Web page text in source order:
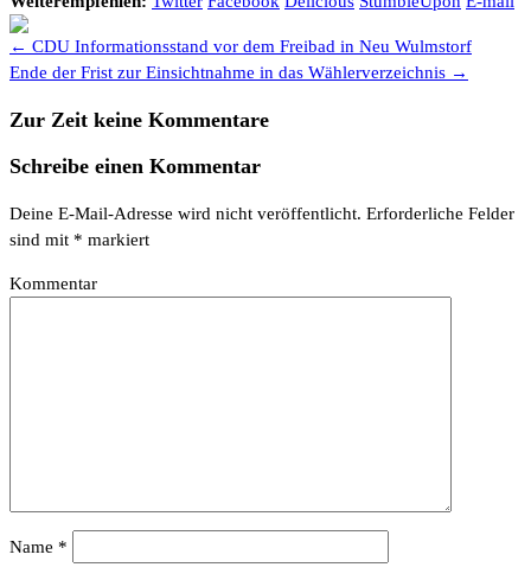
← CDU Informationsstand vor dem Freibad in Neu Wulmstorf
Ende der Frist zur Einsichtnahme in das Wählerverzeichnis →
Zur Zeit keine Kommentare
Schreibe einen Kommentar
Deine E-Mail-Adresse wird nicht veröffentlicht. Erforderliche Felder
sind mit * markiert
Kommentar
Name *